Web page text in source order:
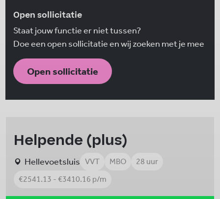
Open sollicitatie
Staat jouw functie er niet tussen?
Doe een open sollicitatie en wij zoeken met je mee
Open sollicitatie
Helpende (plus)
Hellevoetsluis VVT MBO
28 uur
€2541.13 - €3410.16 p/m